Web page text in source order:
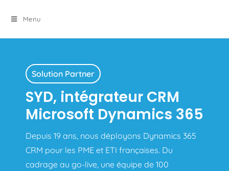
Menu
Solution Partner
SYD, intégrateur CRM
Microsoft Dynamics 365
Depuis 19 ans, nous déployons Dynamics 365
CRM pour les PME et ETI françaises. Du
cadrage au go-live, une équipe de 100